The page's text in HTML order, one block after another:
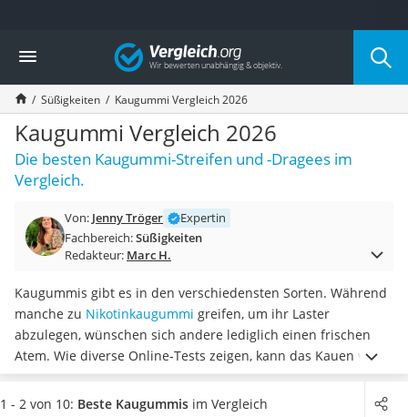
Die beliebtesten Vergleiche nach Kategorie
Lebensmittel
Schwarzkümmelöl
Knäckebrot
Schwarzkümmelöl-Kapseln
Manukahonig
Eiklar
Astronautenkost
Schwarzkümmelöl bio
Sardinen
Gemüsebrühe
Eiskaffee-Pulver
Irischer Whiskey
Grapefruitkernextrakt
Matcha-Set
Sojasauce
Vergleich
Süßigkeiten Kaugummi Vergleich 2026
Kaugummi Vergleich 2026
Die besten Kaugummi-Streifen und -Dragees im
Vergleich.
Von: Jenny Tröger
Expertin
Fachbereich:Süßigkeiten
Redakteur: Marc H.
Kaugummis gibt es in den verschiedensten Sorten. Während
manche zu Nikotinkaugummi greifen, um ihr Laster
abzulegen, wünschen sich andere lediglich einen frischen
Atem. Wie diverse Online-Tests zeigen, kann das Kauen von
Kaugummi aber auchStress reduzieren und die
Konzentration fördern. Ebenfalls hilft es dabei, die
1 - 2 von 10: Beste Kaugummis im Vergleich